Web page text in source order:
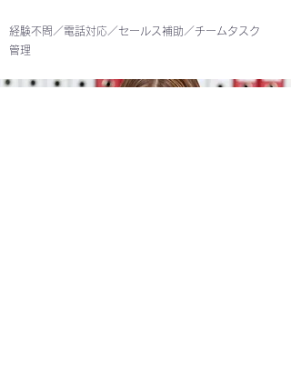
経験不問／電話対応／セールス補助／チームタスク
管理